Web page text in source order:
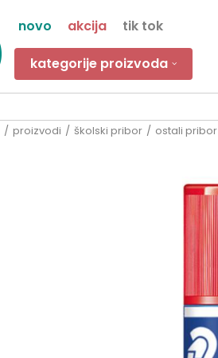
novo akcija tik tok
kategorije proizvoda
proizvodi školski pribor ostali pribor